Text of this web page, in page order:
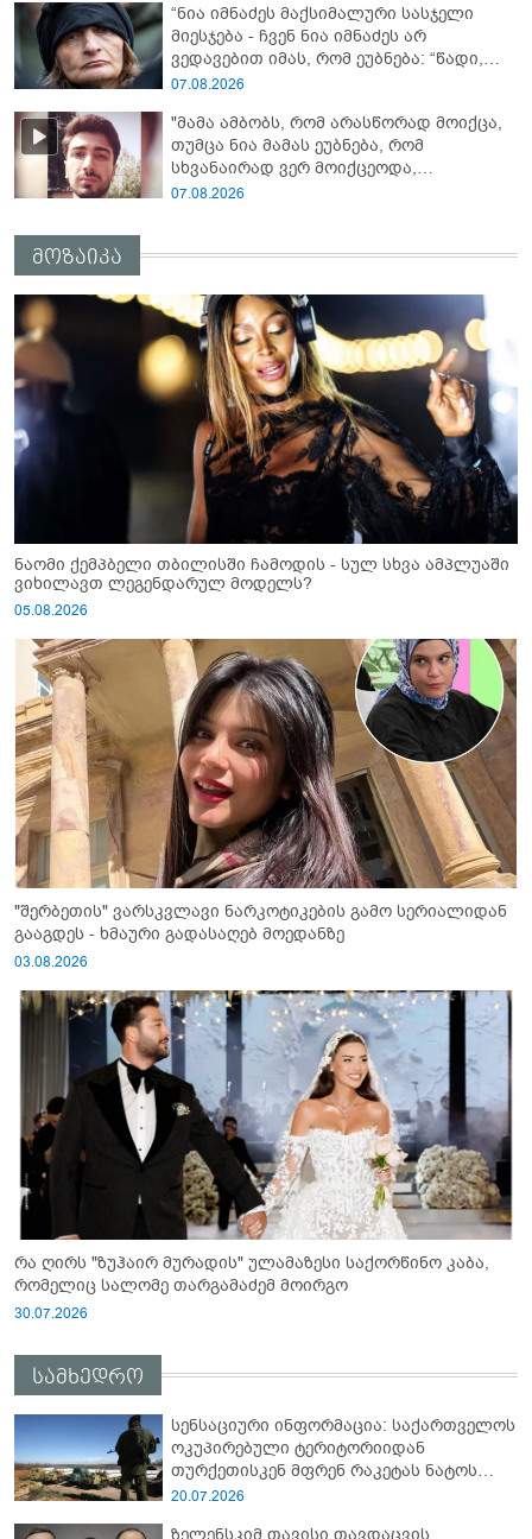
“ნია იმნაძეს მაქსიმალური სასჯელი
მიესჯება - ჩვენ ნია იმნაძეს არ
ვედავებით იმას, რომ ეუბნება: “წადი,
მოკალი“, ეს დაკვეთაა, ჩვენ ვამბობთ,
ავალიანის დედა
07.08.2026
"მამა ამბობს, რომ არასწორად მოიქცა,
თუმცა ნია მამას ეუბნება, რომ
სხვანაირად ვერ მოიქცეოდა,
თანამედროვე ეპოქაში სხვანაირად
საქმის პროკურორი?
07.08.2026
მოზაიკა
ნაომი ქემპბელი თბილისში ჩამოდის - სულ სხვა ამპლუაში
ვიხილავთ ლეგენდარულ მოდელს?
05.08.2026
"შერბეთის" ვარსკვლავი ნარკოტიკების გამო სერიალიდან
გააგდეს - ხმაური გადასაღებ მოედანზე
03.08.2026
რა ღირს "ზუჰაირ მურადის" ულამაზესი საქორწინო კაბა,
რომელიც სალომე თარგამაძემ მოირგო
30.07.2026
სამხედრო
სენსაციური ინფორმაცია: საქართველოს
ოკუპირებული ტერიტორიიდან
თურქეთისკენ მფრენ რაკეტას ნატოს
სამიტი კინაღამ ჩაუშლია
20.07.2026